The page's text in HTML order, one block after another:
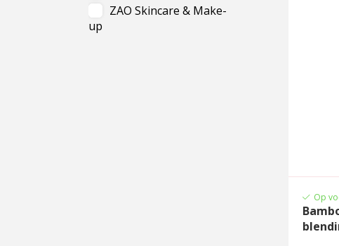
Cadeau
ZAO Skincare & Make-
up
Op